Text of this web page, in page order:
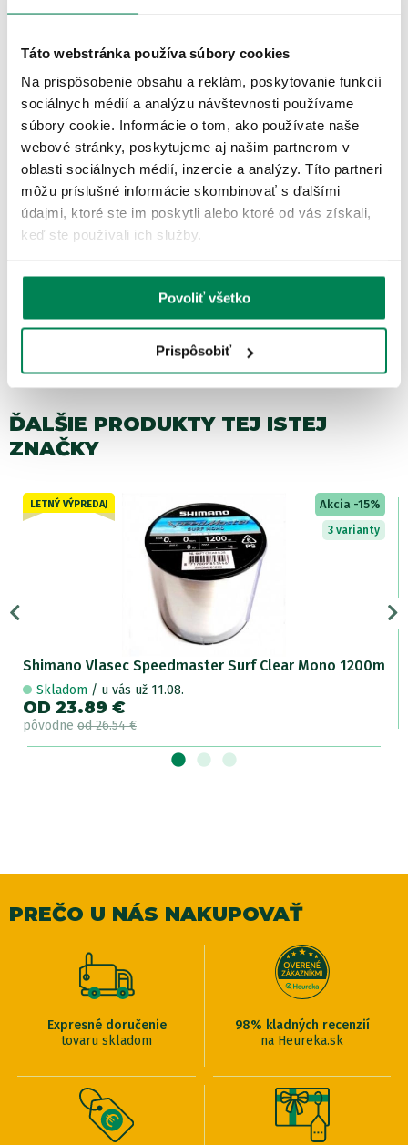
Táto webstránka používa súbory cookies
Na prispôsobenie obsahu a reklám, poskytovanie funkcií
sociálnych médií a analýzu návštevnosti používame
súbory cookie. Informácie o tom, ako používate naše
webové stránky, poskytujeme aj našim partnerom v
oblasti sociálnych médií, inzercie a analýzy. Títo partneri
môžu príslušné informácie skombinovať s ďalšími
údajmi, ktoré ste im poskytli alebo ktoré od vás získali,
keď ste používali ich služby.
Povoliť všetko
Prispôsobiť
ĎALŠIE PRODUKTY TEJ ISTEJ
ZNAČKY
LETNÝ VÝPREDAJ Akcia -15%
3 varianty
Shimano Vlasec Speedmaster Surf Clear Mono 1200m
Skladom / u vás už 11.08.
OD 23.89 €
pôvodne od 26.54 €
PREČO U NÁS NAKUPOVAŤ
Expresné doručenie
tovaru skladom
98% kladných recenzií
na Heureka.sk